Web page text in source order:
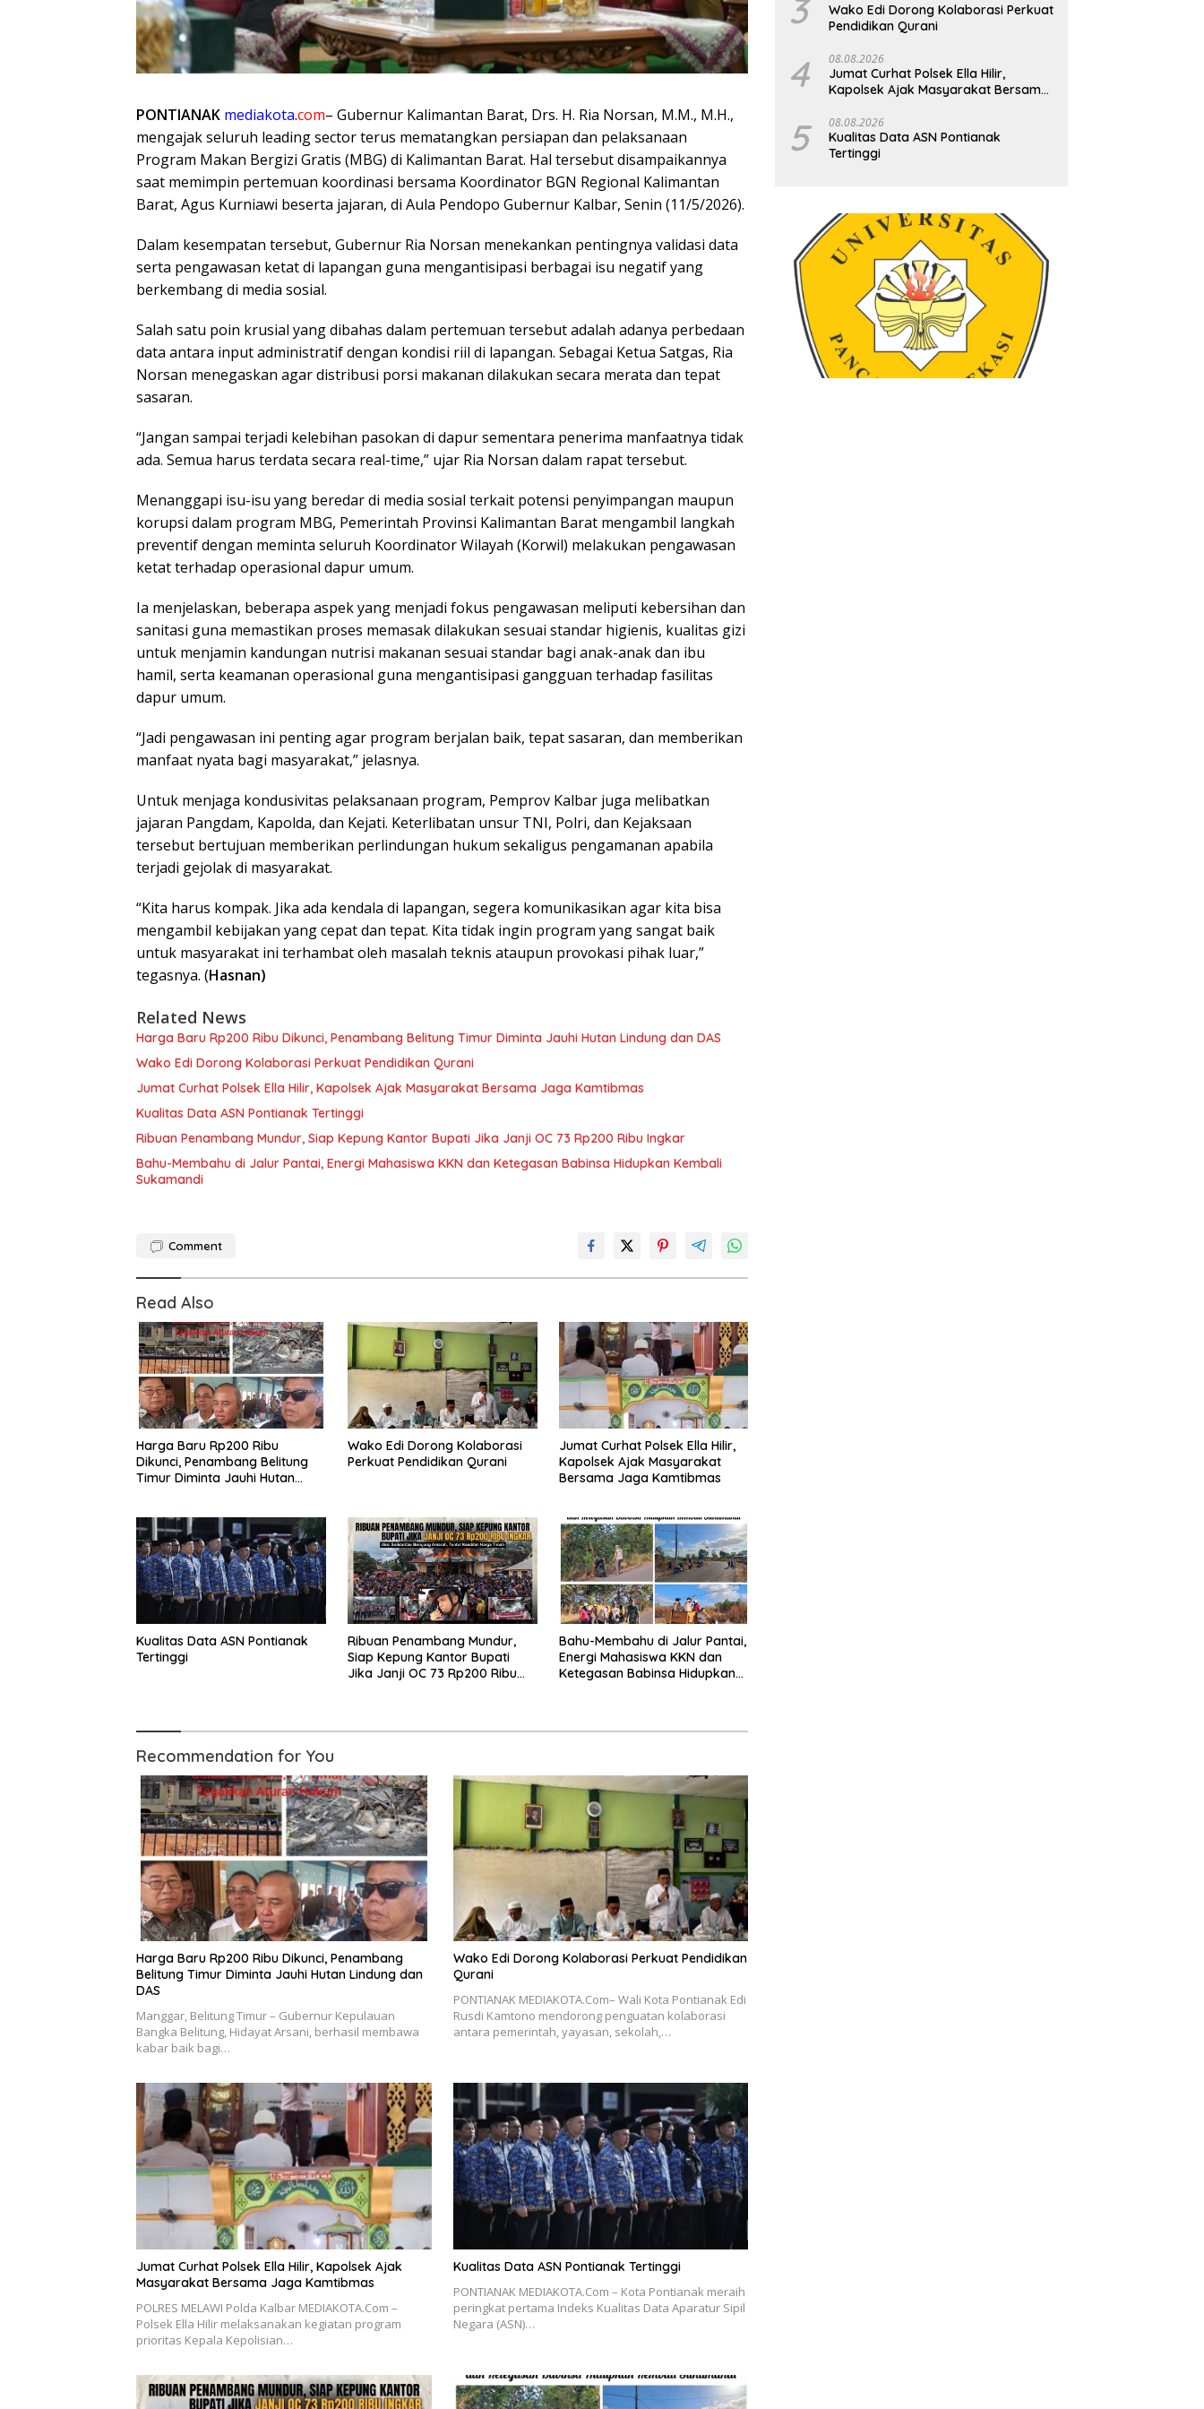
PONTIANAK mediakota.com– Gubernur Kalimantan Barat, Drs. H. Ria Norsan, M.M., M.H.,
mengajak seluruh leading sector terus mematangkan persiapan dan pelaksanaan
Program Makan Bergizi Gratis (MBG) di Kalimantan Barat. Hal tersebut disampaikannya
saat memimpin pertemuan koordinasi bersama Koordinator BGN Regional Kalimantan
Barat, Agus Kurniawi beserta jajaran, di Aula Pendopo Gubernur Kalbar, Senin (11/5/2026).
Dalam kesempatan tersebut, Gubernur Ria Norsan menekankan pentingnya validasi data
serta pengawasan ketat di lapangan guna mengantisipasi berbagai isu negatif yang
berkembang di media sosial.
Salah satu poin krusial yang dibahas dalam pertemuan tersebut adalah adanya perbedaan
data antara input administratif dengan kondisi riil di lapangan. Sebagai Ketua Satgas, Ria
Norsan menegaskan agar distribusi porsi makanan dilakukan secara merata dan tepat
sasaran.
“Jangan sampai terjadi kelebihan pasokan di dapur sementara penerima manfaatnya tidak
ada. Semua harus terdata secara real-time,” ujar Ria Norsan dalam rapat tersebut.
Menanggapi isu-isu yang beredar di media sosial terkait potensi penyimpangan maupun
korupsi dalam program MBG, Pemerintah Provinsi Kalimantan Barat mengambil langkah
preventif dengan meminta seluruh Koordinator Wilayah (Korwil) melakukan pengawasan
ketat terhadap operasional dapur umum.
Ia menjelaskan, beberapa aspek yang menjadi fokus pengawasan meliputi kebersihan dan
sanitasi guna memastikan proses memasak dilakukan sesuai standar higienis, kualitas gizi
untuk menjamin kandungan nutrisi makanan sesuai standar bagi anak-anak dan ibu
hamil, serta keamanan operasional guna mengantisipasi gangguan terhadap fasilitas
dapur umum.
“Jadi pengawasan ini penting agar program berjalan baik, tepat sasaran, dan memberikan
manfaat nyata bagi masyarakat,” jelasnya.
Untuk menjaga kondusivitas pelaksanaan program, Pemprov Kalbar juga melibatkan
jajaran Pangdam, Kapolda, dan Kejati. Keterlibatan unsur TNI, Polri, dan Kejaksaan
tersebut bertujuan memberikan perlindungan hukum sekaligus pengamanan apabila
terjadi gejolak di masyarakat.
“Kita harus kompak. Jika ada kendala di lapangan, segera komunikasikan agar kita bisa
mengambil kebijakan yang cepat dan tepat. Kita tidak ingin program yang sangat baik
untuk masyarakat ini terhambat oleh masalah teknis ataupun provokasi pihak luar,”
tegasnya. (Hasnan)
Related News
Harga Baru Rp200 Ribu Dikunci, Penambang Belitung Timur Diminta Jauhi Hutan Lindung dan DAS
Wako Edi Dorong Kolaborasi Perkuat Pendidikan Qurani
Jumat Curhat Polsek Ella Hilir, Kapolsek Ajak Masyarakat Bersama Jaga Kamtibmas
Kualitas Data ASN Pontianak Tertinggi
Ribuan Penambang Mundur, Siap Kepung Kantor Bupati Jika Janji OC 73 Rp200 Ribu Ingkar
Bahu-Membahu di Jalur Pantai, Energi Mahasiswa KKN dan Ketegasan Babinsa Hidupkan Kembali
Sukamandi
Comment
Read Also
Harga Baru Rp200 Ribu
Dikunci, Penambang Belitung
Timur Diminta Jauhi Hutan
Wako Edi Dorong Kolaborasi
Perkuat Pendidikan Qurani
Jumat Curhat Polsek Ella Hilir,
Kapolsek Ajak Masyarakat
Bersama Jaga Kamtibmas
Kualitas Data ASN Pontianak
Tertinggi
Ribuan Penambang Mundur,
Siap Kepung Kantor Bupati
Jika Janji OC 73 Rp200 Ribu
Bahu-Membahu di Jalur Pantai,
Energi Mahasiswa KKN dan
Ketegasan Babinsa Hidupkan
Recommendation for You
Harga Baru Rp200 Ribu Dikunci, Penambang
Belitung Timur Diminta Jauhi Hutan Lindung dan
DAS
Manggar, Belitung Timur – Gubernur Kepulauan
Bangka Belitung, Hidayat Arsani, berhasil membawa
kabar baik bagi…
Wako Edi Dorong Kolaborasi Perkuat Pendidikan
Qurani
PONTIANAK MEDIAKOTA.Com– Wali Kota Pontianak Edi
Rusdi Kamtono mendorong penguatan kolaborasi
antara pemerintah, yayasan, sekolah,…
Jumat Curhat Polsek Ella Hilir, Kapolsek Ajak
Masyarakat Bersama Jaga Kamtibmas
POLRES MELAWI Polda Kalbar MEDIAKOTA.Com –
Polsek Ella Hilir melaksanakan kegiatan program
prioritas Kepala Kepolisian…
Kualitas Data ASN Pontianak Tertinggi
PONTIANAK MEDIAKOTA.Com – Kota Pontianak meraih
peringkat pertama Indeks Kualitas Data Aparatur Sipil
Negara (ASN)…
3
Wako Edi Dorong Kolaborasi Perkuat
Pendidikan Qurani
4 08.08.2026
Jumat Curhat Polsek Ella Hilir,
Kapolsek Ajak Masyarakat Bersama
5 08.08.2026
Kualitas Data ASN Pontianak
Tertinggi